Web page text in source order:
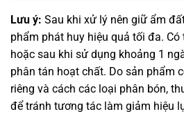
Lưu ý: Sau khi xử lý nên giữ ẩm
phẩm phát huy hiệu quả tối đa.
hoặc sau khi sử dụng khoảng 1
phân tán hoạt chất. Do sản phẩm
riêng và cách các loại phân bón,
để tránh tương tác làm giảm hiệu